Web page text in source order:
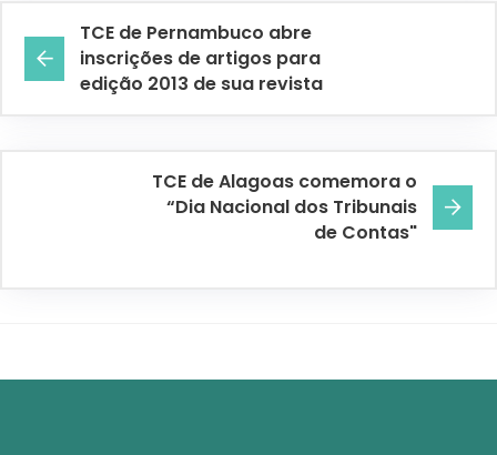
TCE de Pernambuco abre
inscrições de artigos para
edição 2013 de sua revista
TCE de Alagoas comemora o
“Dia Nacional dos Tribunais
de Contas"